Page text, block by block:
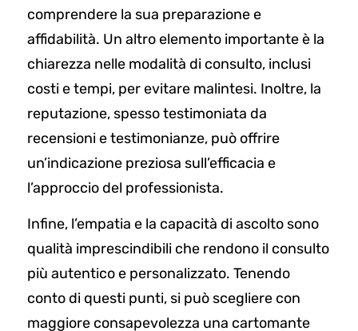
comprendere la sua preparazione e
affidabilità. Un altro elemento importante è la
chiarezza nelle modalità di consulto, inclusi
costi e tempi, per evitare malintesi. Inoltre, la
reputazione, spesso testimoniata da
recensioni e testimonianze, può offrire
un’indicazione preziosa sull’efficacia e
l’approccio del professionista.
Infine, l’empatia e la capacità di ascolto sono
qualità imprescindibili che rendono il consulto
più autentico e personalizzato. Tenendo
conto di questi punti, si può scegliere con
maggiore consapevolezza una cartomante